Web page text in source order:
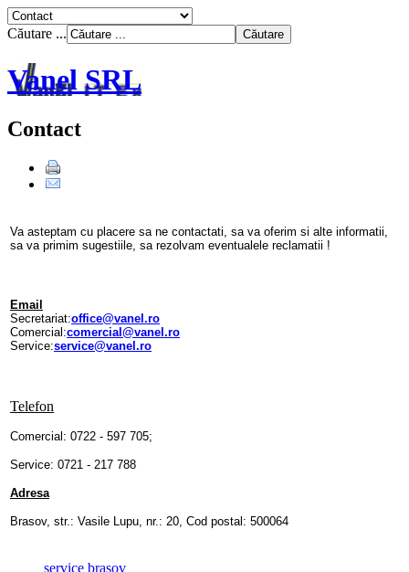
Căutare ...
Vanel SRL
Contact
Va asteptam cu placere sa ne contactati, sa va oferim si alte informatii,
sa va primim sugestiile, sa rezolvam eventualele reclamatii !
Email
Secretariat:office@vanel.ro
Comercial:comercial@vanel.ro
Service:service@vanel.ro
Telefon
Comercial: 0722 - 597 705;
Service: 0721 - 217 788
Adresa
Brasov, str.: Vasile Lupu, nr.: 20, Cod postal: 500064
service brasov